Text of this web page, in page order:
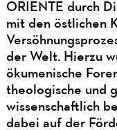
ORIENTE durch
mit den östlichen
der Welt. Hierzu
ökumenische
theologische und
wissenschaftlich
dabei auf der